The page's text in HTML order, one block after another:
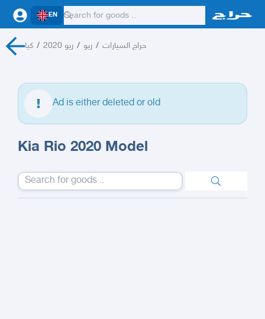
EN
كيا / ريو 2020 / ريو / حراج السيارات
Ad is either deleted or old
Kia Rio 2020 Model